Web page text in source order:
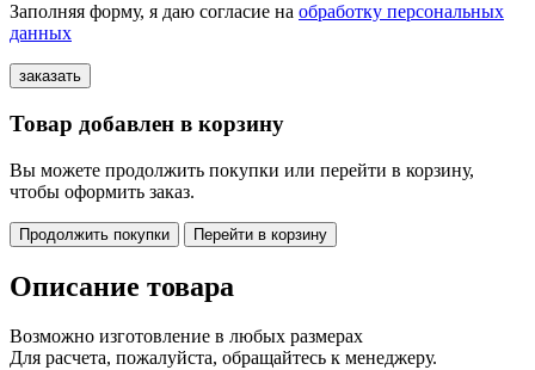
Заполняя форму, я даю согласие на обработку персональных
данных
Товар добавлен в корзину
Вы можете продолжить покупки или перейти в корзину,
чтобы оформить заказ.
Продолжить покупки Перейти в корзину
Описание товара
Возможно изготовление в любых размерах
Для расчета, пожалуйста, обращайтесь к менеджеру.